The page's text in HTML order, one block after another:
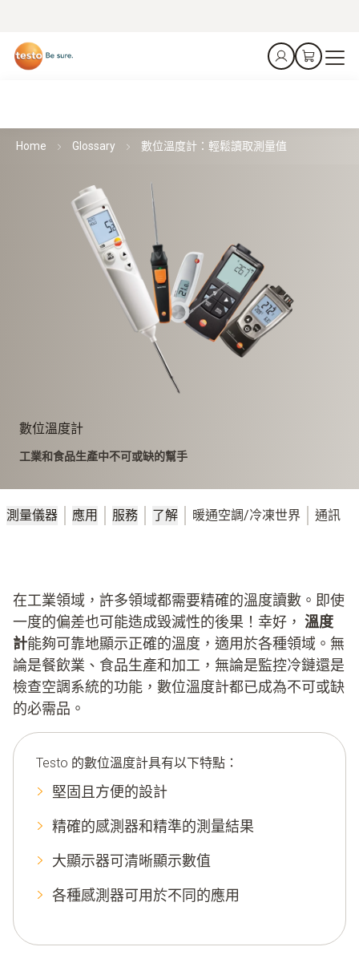
Home Glossary 數位溫度計：輕鬆讀取測量值
數位溫度計
工業和食品生產中不可或缺的幫手
測量儀器 應用 服務 了解 暖通空調/冷凍世界 通訊
在工業領域，許多領域都需要精確的溫度讀數。即使
一度的偏差也可能造成毀滅性的後果！幸好， 溫度
計能夠可靠地顯示正確的溫度，適用於各種領域。無
論是餐飲業、食品生產和加工，無論是監控冷鏈還是
檢查空調系統的功能，數位溫度計都已成為不可或缺
的必需品。
Testo 的數位溫度計具有以下特點：
堅固且方便的設計
精確的感測器和精準的測量結果
大顯示器可清晰顯示數值
各種感測器可用於不同的應用